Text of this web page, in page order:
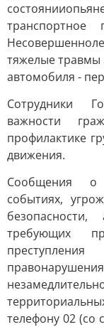
транспортное
тяжелые травмы
автомобиля -
Сотрудники
важности
профилактике
движения.
Сообщения о
событиях,
требующих
телефону 02 (со